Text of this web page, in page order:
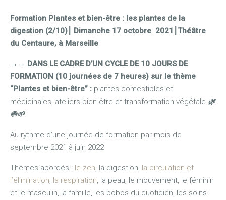
Formation Plantes et bien-être : les plantes de la
digestion (2/10)⎮ Dimanche 17 octobre 2021⎮Théâtre
du Centaure, à Marseille
→→ DANS LE CADRE D’UN CYCLE DE 10 JOURS DE
FORMATION (10 journées de 7 heures) sur le thème
“Plantes et bien-être” : plantes comestibles et
médicinales, ateliers bien-être et transformation végétale 🌿
☘️🌱
Au rythme d’une journée de formation par mois de
septembre 2021 à juin 2022
Thèmes abordés : le zen , la digestion, la circulation et
l’élimination la respiration , la peau, le mouvement, le féminin
et le masculin, la famille, les bobos du quotidien, les soins